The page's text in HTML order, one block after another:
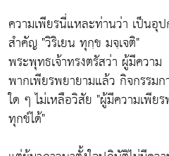
ความเพียรนี่แหละท่านว่า เป็นอุ
สำคัญ "วิริเยน ทุกฺข มจฺเจติ"
พระพุทธเจ้าทรงตรัสว่า ผู้มีความ
พากเพียรพยายามแล้ว กิจกรรมก
ใด ๆ ไม่เหลือวิสัย "ผู้มีความเพีย
ทุกข์ได้"